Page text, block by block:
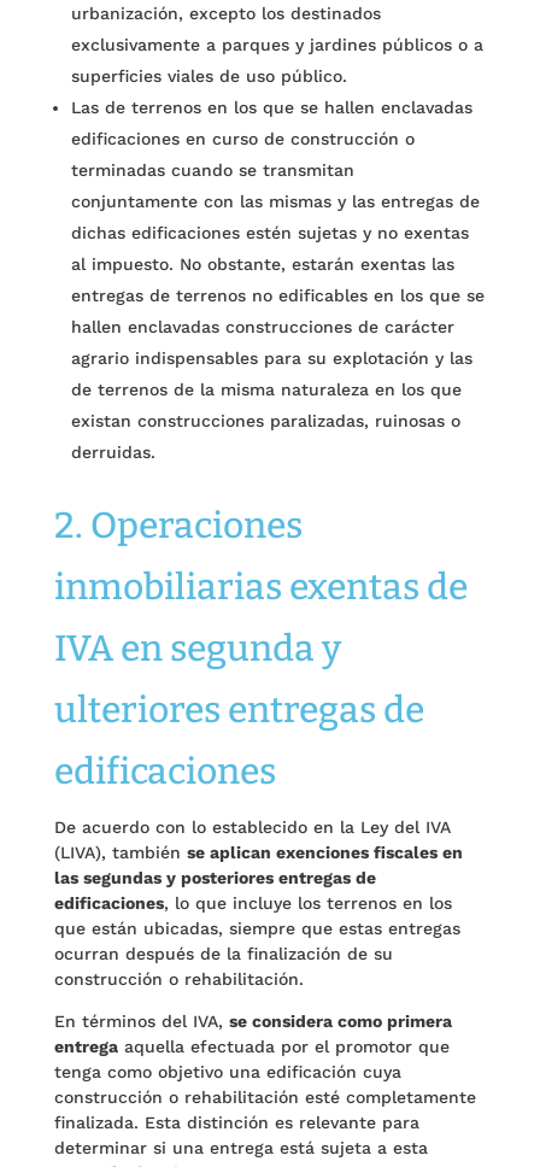
urbanización, excepto los destinados
exclusivamente a parques y jardines públicos o a
superficies viales de uso público.
Las de terrenos en los que se hallen enclavadas
edificaciones en curso de construcción o
terminadas cuando se transmitan
conjuntamente con las mismas y las entregas de
dichas edificaciones estén sujetas y no exentas
al impuesto. No obstante, estarán exentas las
entregas de terrenos no edificables en los que se
hallen enclavadas construcciones de carácter
agrario indispensables para su explotación y las
de terrenos de la misma naturaleza en los que
existan construcciones paralizadas, ruinosas o
derruidas.
2. Operaciones
inmobiliarias exentas de
IVA en segunda y
ulteriores entregas de
edificaciones
De acuerdo con lo establecido en la Ley del IVA
(LIVA), también se aplican exenciones fiscales en
las segundas y posteriores entregas de
edificaciones, lo que incluye los terrenos en los
que están ubicadas, siempre que estas entregas
ocurran después de la finalización de su
construcción o rehabilitación.
En términos del IVA, se considera como primera
entregaaquella efectuada por el promotor que
tenga como objetivo una edificación cuya
construcción o rehabilitación esté completamente
finalizada. Esta distinción es relevante para
determinar si una entrega está sujeta a esta